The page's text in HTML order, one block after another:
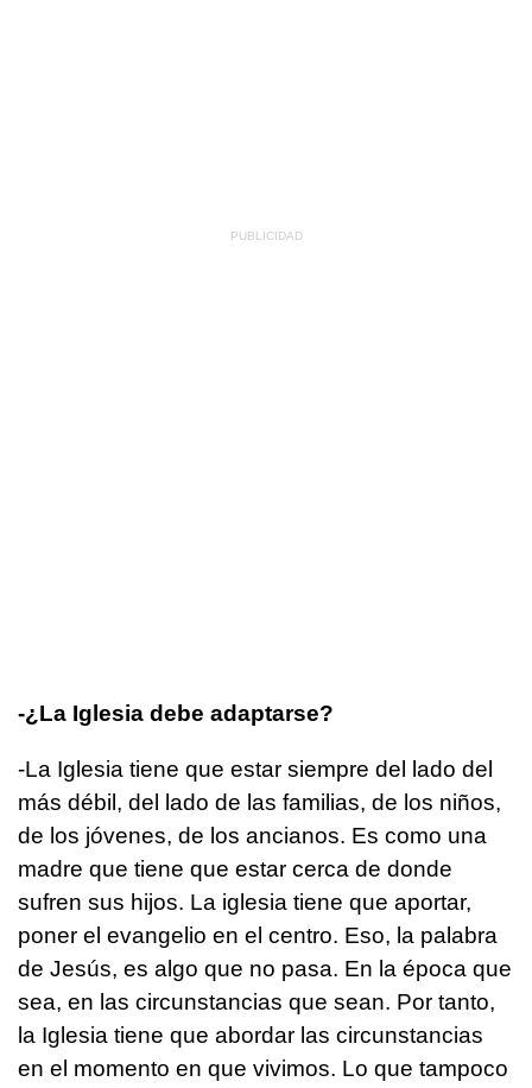
-¿La Iglesia debe adaptarse?
-La Iglesia tiene que estar siempre del lado del
más débil, del lado de las familias, de los niños,
de los jóvenes, de los ancianos. Es como una
madre que tiene que estar cerca de donde
sufren sus hijos. La iglesia tiene que aportar,
poner el evangelio en el centro. Eso, la palabra
de Jesús, es algo que no pasa. En la época que
sea, en las circunstancias que sean. Por tanto,
la Iglesia tiene que abordar las circunstancias
en el momento en que vivimos. Lo que tampoco